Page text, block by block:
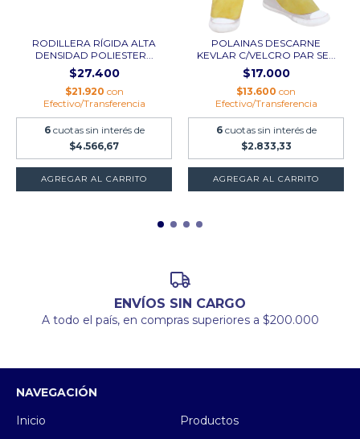
RODILLERA RÍGIDA ALTA
DENSIDAD POLIESTER...
$27.400
$21.920 con
Efectivo/Transferencia
6 cuotas sin interés de
$4.566,67
POLAINAS DESCARNE
KEVLAR C/VELCRO PAR SE...
$17.000
$13.600 con
Efectivo/Transferencia
6 cuotas sin interés de
$2.833,33
ENVÍOS SIN CARGO
A todo el país, en compras superiores a $200.000
NAVEGACIÓN
Inicio
Productos